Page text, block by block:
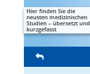
Hier finden Sie die
neusten medizinischen
Studien – übersetzt und
kurzgefasst